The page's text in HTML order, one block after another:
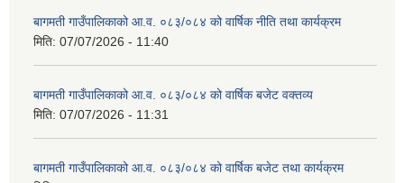
बागमती गाउँपालिकाको आ.व. ०८३/०८४ को वार्षिक नीति तथा कार्यक्रम
मिति: 07/07/2026 - 11:40
बागमती गाउँपालिकाको आ.व. ०८३/०८४ को वार्षिक बजेट वक्तव्य
मिति: 07/07/2026 - 11:31
बागमती गाउँपालिकाको आ.व. ०८३/०८४ को वार्षिक बजेट तथा कार्यक्रम